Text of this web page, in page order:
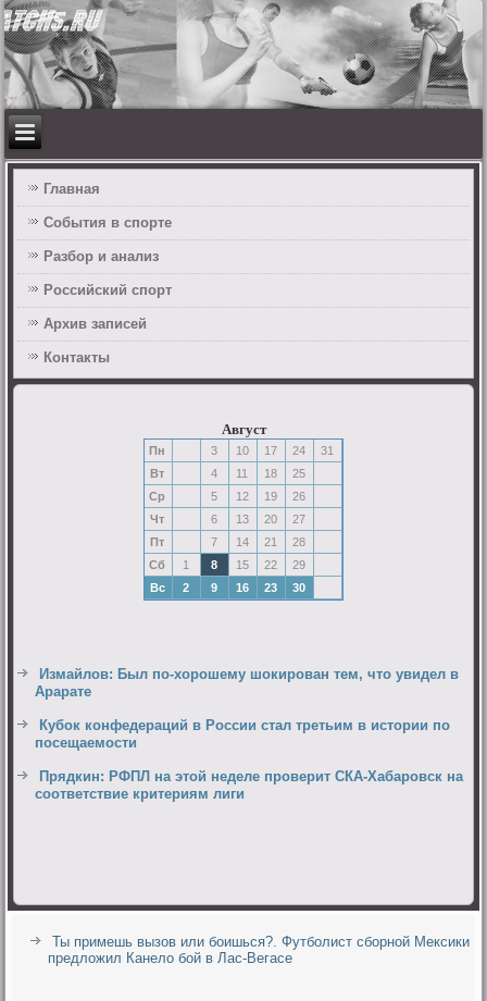
Главная
События в спорте
Разбор и анализ
Российский спорт
Архив записей
Контакты
Август
Пн 3 10 17 24
31
Вт
4 11 18
25
Ср
5 12 19
26
Чт
6 13 20
27
Пт
7 14 21
28
Сб
1 8 15 22
29
Вс
2 9 16 23 30
Измайлов: Был по-хорошему шокирован тем, что увидел в
Арарате
Кубок конфедераций в России стал третьим в истории по
посещаемости
Прядкин: РФПЛ на этой неделе проверит СКА-Хабаровск на
соответствие критериям лиги
Ты примешь вызов или боишься?. Футболист сборной Мексики
предложил Канело бой в Лас-Вегасе